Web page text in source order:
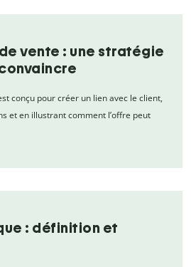
vente : une stratégie
conçu pour créer un lien avec le client,
et en illustrant comment l’offre peut
: définition et